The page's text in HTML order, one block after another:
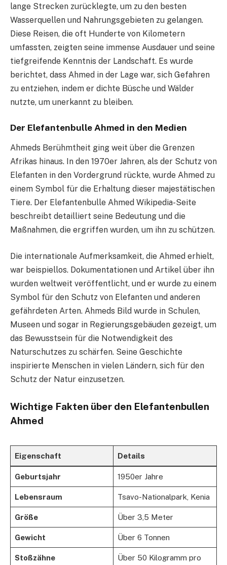
lange Strecken zurücklegte, um zu den besten
Wasserquellen und Nahrungsgebieten zu gelangen.
Diese Reisen, die oft Hunderte von Kilometern
umfassten, zeigten seine immense Ausdauer und seine
tiefgreifende Kenntnis der Landschaft. Es wurde
berichtet, dass Ahmed in der Lage war, sich Gefahren
zu entziehen, indem er dichte Büsche und Wälder
nutzte, um unerkannt zu bleiben.
Der Elefantenbulle Ahmed in den Medien
Ahmeds Berühmtheit ging weit über die Grenzen
Afrikas hinaus. In den 1970er Jahren, als der Schutz von
Elefanten in den Vordergrund rückte, wurde Ahmed zu
einem Symbol für die Erhaltung dieser majestätischen
Tiere. Der Elefantenbulle Ahmed Wikipedia-Seite
beschreibt detailliert seine Bedeutung und die
Maßnahmen, die ergriffen wurden, um ihn zu schützen.
Die internationale Aufmerksamkeit, die Ahmed erhielt,
war beispiellos. Dokumentationen und Artikel über ihn
wurden weltweit veröffentlicht, und er wurde zu einem
Symbol für den Schutz von Elefanten und anderen
gefährdeten Arten. Ahmeds Bild wurde in Schulen,
Museen und sogar in Regierungsgebäuden gezeigt, um
das Bewusstsein für die Notwendigkeit des
Naturschutzes zu schärfen. Seine Geschichte
inspirierte Menschen in vielen Ländern, sich für den
Schutz der Natur einzusetzen.
Wichtige Fakten über den Elefantenbullen
Ahmed
Eigenschaft Details
Geburtsjahr 1950er Jahre
Lebensraum Tsavo-Nationalpark, Kenia
Größe Über 3,5 Meter
Gewicht Über 6 Tonnen
Stoßzähne Über 50 Kilogramm pro